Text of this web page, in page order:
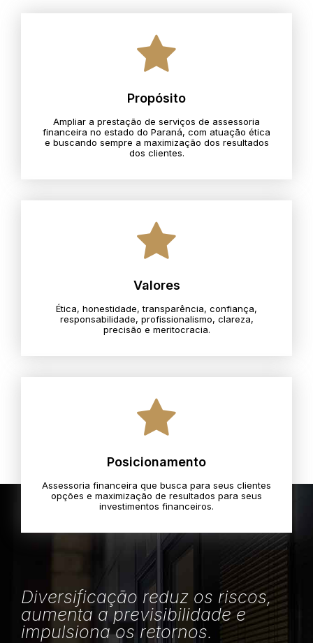
Propósito
Ampliar a prestação de serviços de assessoria
financeira no estado do Paraná, com atuação ética
e buscando sempre a maximização dos resultados
dos clientes.
Valores
Ética, honestidade, transparência, confiança,
responsabilidade, profissionalismo, clareza,
precisão e meritocracia.​
Posicionamento
Assessoria financeira que busca para seus clientes
opções e maximização de resultados para seus
investimentos financeiros.
Diversificação reduz os riscos,
aumenta a previsibilidade e
impulsiona os retornos.